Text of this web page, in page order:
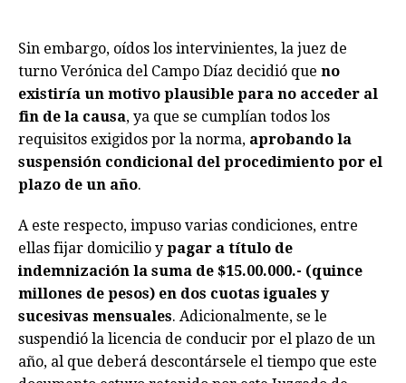
Sin embargo, oídos los intervinientes, la juez de
turno Verónica del Campo Díaz decidió que no
existiría un motivo plausible para no acceder al
fin de la causa, ya que se cumplían todos los
requisitos exigidos por la norma, aprobando la
suspensión condicional del procedimiento por el
plazo de un año.
A este respecto, impuso varias condiciones, entre
ellas fijar domicilio y pagar a título de
indemnización la suma de $15.00.000.- (quince
millones de pesos) en dos cuotas iguales y
sucesivas mensuales. Adicionalmente, se le
suspendió la licencia de conducir por el plazo de un
año, al que deberá descontársele el tiempo que este